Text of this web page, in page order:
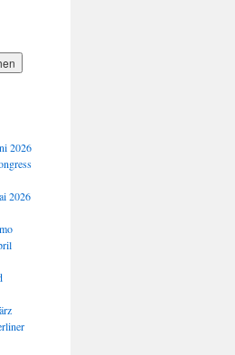
2026
2026